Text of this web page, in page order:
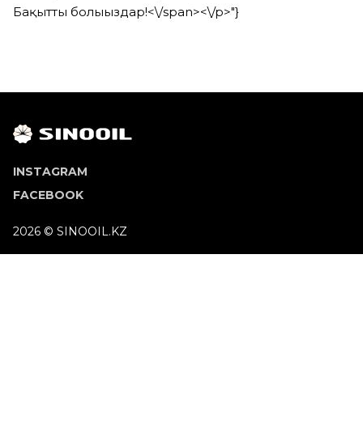
Бақытты болыңыздар!<\/span><\/p>"}
INSTAGRAM
FACEBOOK
2026 © SINOOIL.KZ